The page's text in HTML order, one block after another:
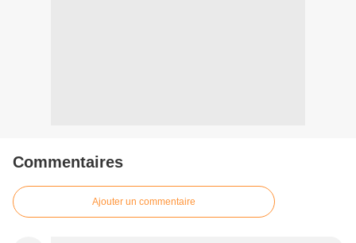
Commentaires
Ajouter un commentaire